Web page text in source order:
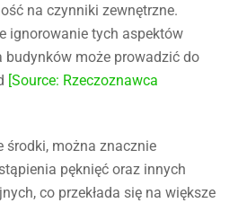
na czynniki zewnętrzne.
ignorowanie tych aspektów
budynków może prowadzić do
[Source: Rzeczoznawca
środki, można znacznie
pęknięć oraz innych
co przekłada się na większe